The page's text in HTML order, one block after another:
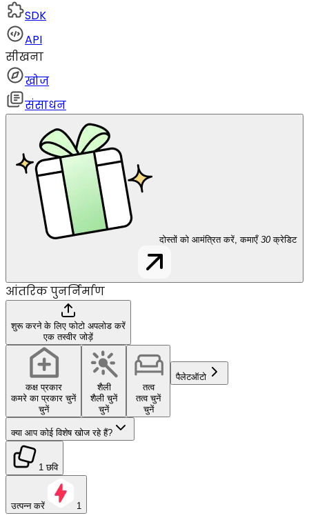
SDK
API
सीखना
खोज
संसाधन
दोस्तों को आमंत्रित करें, कमाएँ 30 क्रेडिट
आंतरिक पुनर्निर्माण
शुरू करने के लिए फोटो अपलोड करें
एक तस्वीर जोड़ें
कक्ष प्रकार
कमरे का प्रकार चुनें
चुनें
शैली
शैली चुनें
चुनें
तत्व
तत्व चुनें
चुनें
पैलेटऑटो
क्या आप कोई विशेष खोज रहे हैं?
1 छवि
उत्पन्न करें 1